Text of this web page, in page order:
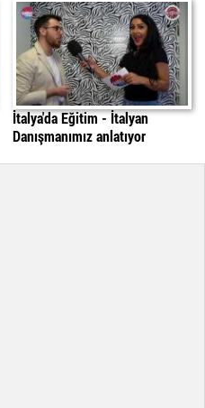
italyada egitim
daniele
İtalya'da Eğitim - İtalyan
Danışmanımız anlatıyor